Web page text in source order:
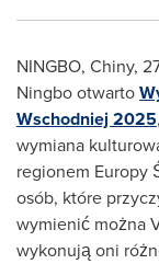
NINGBO, Chiny,
Ningbootwarto
Wschodniej 2025
wymiana
regionem Europy
osób, które
wymienić można
wykonują oni